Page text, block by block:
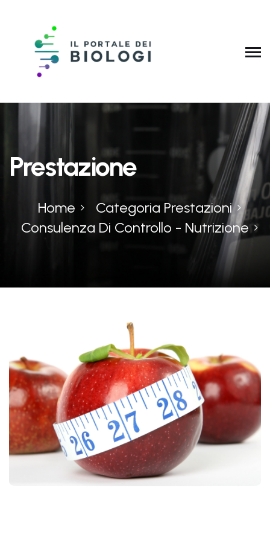
Prestazione
Home
Categoria Prestazioni
Consulenza Di Controllo - Nutrizione